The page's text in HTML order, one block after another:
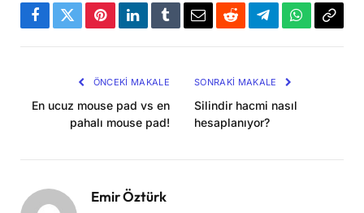
Facebook
TwitterPinterestLinkedInTumblrEmailRedditTelegramWhatsApp
ÖNCEKI MAKALE
En ucuz mouse pad vs en
pahalı mouse pad!
SONRAKI MAKALE
Silindir hacmi nasıl
hesaplanıyor?
Emir Öztürk